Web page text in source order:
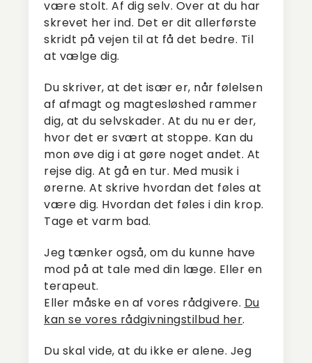
være stolt. Af dig selv. Over at du har
skrevet her ind. Det er dit allerførste
skridt på vejen til at få det bedre. Til
at vælge dig.
Du skriver, at det især er, når følelsen
af afmagt og magtesløshed rammer
dig, at du selvskader. At du nu er der,
hvor det er svært at stoppe. Kan du
mon øve dig i at gøre noget andet. At
rejse dig. At gå en tur. Med musik i
ørerne. At skrive hvordan det føles at
være dig. Hvordan det føles i din krop.
Tage et varm bad.
Jeg tænker også, om du kunne have
mod på at tale med din læge. Eller en
terapeut.
Eller måske en af vores rådgivere. Du
kan se vores rådgivningstilbud her.
Du skal vide, at du ikke er alene. Jeg